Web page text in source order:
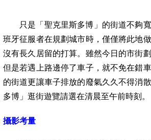
只是「聖克里斯多博」的街道不夠
班牙征服者在規劃城市時，僅僅將此地
沒有長久居留的打算。雖然今日的市街
但是若遇上路邊停了車子，就不免在錯
的街道更讓車子排放的廢氣久久不得消
多博」逛街遊覽請選在清晨至午前時刻。
攝影考量